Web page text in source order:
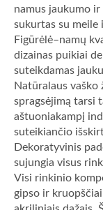
namus jaukumo
sukurtas su meile
Figūrėlė–namų
dizainas puikiai
suteikdamas
Natūralaus vaško
spragsėjimą tarsi
aštuoniakampį
suteikiančio
Dekoratyvinis
sujungia visus
Visi rinkinio
gipso ir